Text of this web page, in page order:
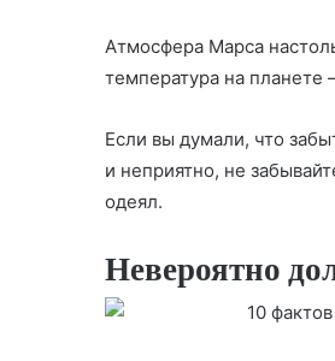
Атмосфера Марса
температура на
Если вы думали, что
и неприятно, не
одеял.
Невероятно